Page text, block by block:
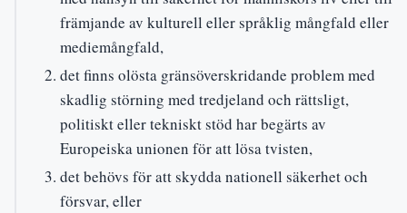
främjande av kulturell eller språklig mångfald eller
mediemångfald,
det finns olösta gränsöverskridande problem med
skadlig störning med tredjeland och rättsligt,
politiskt eller tekniskt stöd har begärts av
Europeiska unionen för att lösa tvisten,
det behövs för att skydda nationell säkerhet och
försvar, eller